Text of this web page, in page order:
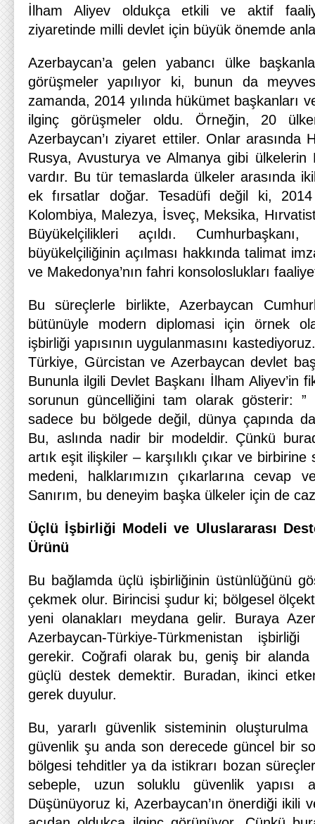
İlham Aliyev oldukça etkili ve aktif
ziyaretinde milli devlet için büyük önemde
Azerbaycan’a gelen yabancı ülke
görüşmeler yapılıyor ki, bunun da
zamanda, 2014 yılında hükümet başkanları
ilginç görüşmeler oldu. Örneğin, 20
Azerbaycan’ı ziyaret ettiler. Onlar arasında
Rusya, Avusturya ve Almanya gibi ülkelerin
vardır. Bu tür temaslarda ülkeler arasında
ek fırsatlar doğar. Tesadüfi değil ki, 2014
Kolombiya, Malezya, İsveç, Meksika,
Büyükelçilikleri açıldı.
büyükelçiliğinin açılması hakkında talimat
ve Makedonya’nın fahri konsoloslukları
Bu süreçlerle birlikte, Azerbaycan
bütünüyle modern diplomasi için örnek
işbirliği yapısının uygulanmasını
Türkiye, Gürcistan ve Azerbaycan devlet
Bununla ilgili Devlet Başkanı İlham Aliyev’in
sorunun güncelliğini tam olarak gösterir:
sadece bu bölgede değil, dünya çapında
Bu, aslında nadir bir modeldir. Çünkü
artık eşit ilişkiler – karşılıklı çıkar ve
medeni, halklarımızın çıkarlarına cevap
Sanırım, bu deneyim başka ülkeler için de
Üçlü İşbirliği Modeli ve Uluslararası
Ürünü
Bu bağlamda üçlü işbirliğinin üstünlüğünü
çekmek olur. Birincisi şudur ki; bölgesel
yeni olanakları meydana gelir. Buraya
Azerbaycan-Türkiye-Türkmenistan
gerekir. Coğrafi olarak bu, geniş bir alanda
güçlü destek demektir. Buradan, ikinci
gerek duyulur.
Bu, yararlı güvenlik sisteminin oluşturulma
güvenlik şu anda son derecede güncel bir
bölgesi tehditler ya da istikrarı bozan
sebeple, uzun soluklu güvenlik yapısı
Düşünüyoruz ki, Azerbaycan’ın önerdiği ikili